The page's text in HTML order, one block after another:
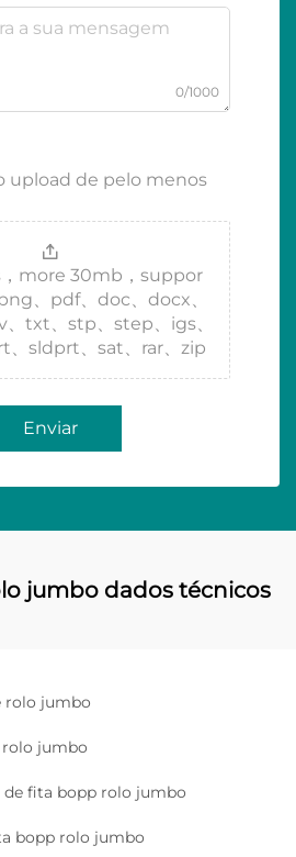
0/1000
upload de pelo menos
more 30mb，suppor
、pdf、doc、docx、
、txt、stp、step、igs、
、sldprt、sat、rar、zip
Enviar
jumbo dados técnicos
rolo jumbo
jumbo
de fita bopp rolo jumbo
bopp rolo jumbo